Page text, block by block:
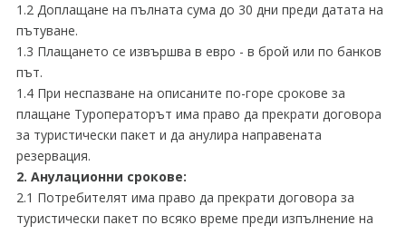
1.2 Доплащане на пълната сума до 30 дни преди датата на
пътуване.
1.3 Плащането се извършва в евро - в брой или по банков
път.
1.4 При неспазване на описаните по-горе срокове за
плащане Туроператорът има право да прекрати договора
за туристически пакет и да анулира направената
резервация.
2. Анулационни срокове:
2.1 Потребителят има право да прекрати договора за
туристически пакет по всяко време преди изпълнение на